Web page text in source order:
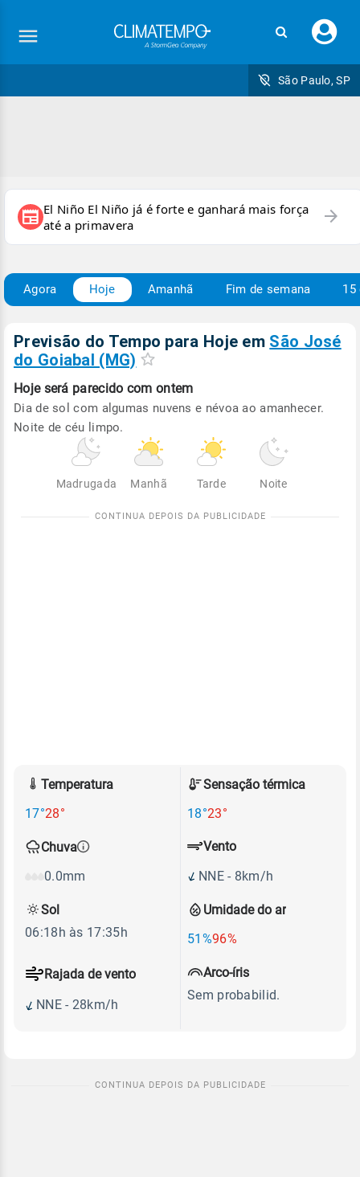
seu
São Paulo, SP
newspaper El Niño El Niño já é forte e ganhará mais força
até a primavera
arrow_forward
Agora Hoje Amanhã Fim de semana 15
Previsão do Tempo para Hoje em São José
do Goiabal (MG)
Hoje será parecido com ontem
Dia de sol com algumas nuvens e névoa ao amanhecer.
Noite de céu limpo.
Madrugada Manhã Tarde Noite
Temperatura
17°28°
Sensação térmica
18°23°
Chuva
0.0mm
Umidade do ar
51%96%
Vento
NNE - 8km/h
Rajada de vento
NNE - 28km/h
Sol
06:18h às 17:35h
Arco-íris
Sem probabilid.